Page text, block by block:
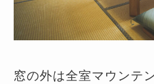
窓の外は全室マウンテ